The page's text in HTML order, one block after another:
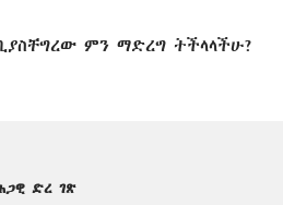
ምን ማድረግ ትችላላችሁ?
ድረ ገጽ